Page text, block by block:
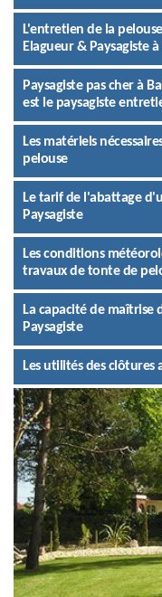
L'entretien de la
Elagueur & Paysagiste
Paysagiste pas cher à
est le paysagiste
Les matériels
pelouse
Le tarif de l'abattage
Paysagiste
Les conditions
travaux de tonte de
La capacité de maîtrise
Paysagiste
Les utilités des clôtures